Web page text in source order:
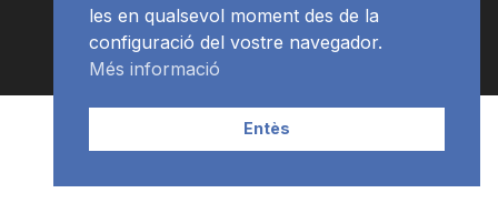
APP Programació
les en qualsevol moment des de la
configuració del vostre navegador.
Més informació
Entès